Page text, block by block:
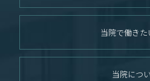
当院で働きた
当院につ